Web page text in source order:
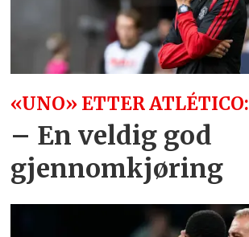
«UNO» ETTER ATLÉTICO:
– En veldig god
gjennomkjøring